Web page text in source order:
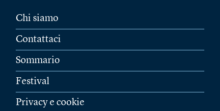
Chi siamo
Contattaci
Sommario
Festival
Privacy e cookie